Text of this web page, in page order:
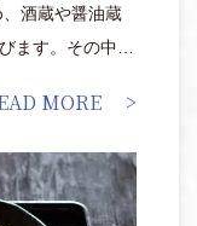
酒蔵や醤油蔵
ます。その中の
る店内で、つ
た初心者から
るそば打ち教
MORE